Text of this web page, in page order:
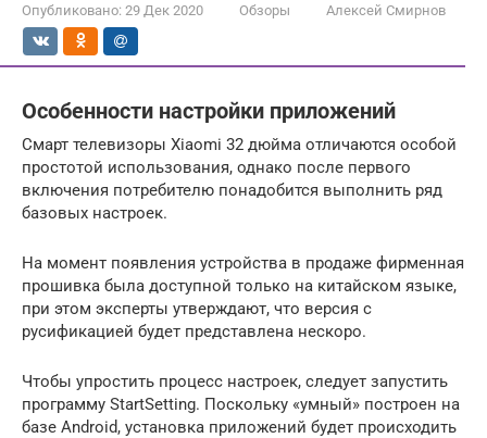
Опубликовано: 29 Дек 2020 Обзоры Алексей Смирнов
Особенности настройки приложений
Смарт телевизоры Xiaomi 32 дюйма отличаются особой
простотой использования, однако после первого
включения потребителю понадобится выполнить ряд
базовых настроек.
На момент появления устройства в продаже фирменная
прошивка была доступной только на китайском языке,
при этом эксперты утверждают, что версия с
русификацией будет представлена нескоро.
Чтобы упростить процесс настроек, следует запустить
программу StartSetting. Поскольку «умный» построен на
базе Android, установка приложений будет происходить